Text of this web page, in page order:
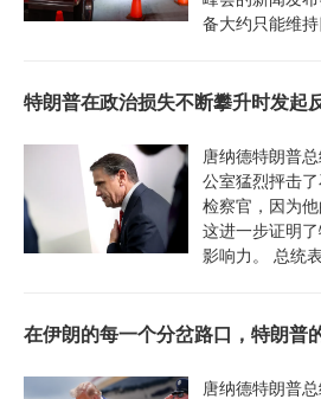
备大约只能维持
特朗普在政治损失不断攀升时发起
唐纳德特朗普
公室猛烈抨击
检察官，因为他
这进一步证明
影响力。 总统
在伊朗的每一个分岔路口，特朗普
唐纳德特朗普